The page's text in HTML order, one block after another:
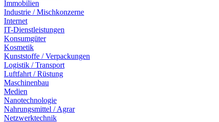
Immobilien
Industrie / Mischkonzerne
Internet
IT-Dienstleistungen
Konsumgüter
Kosmetik
Kunststoffe / Verpackungen
Logistik / Transport
Luftfahrt / Rüstung
Maschinenbau
Medien
Nanotechnologie
Nahrungsmittel / Agrar
Netzwerktechnik